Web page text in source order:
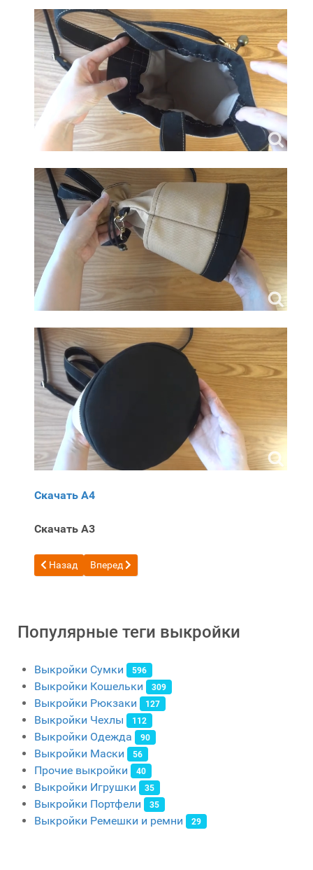
Скачать A4
Скачать A3
Предыдущий: Бесплатная выкройка сумка с бутылкой
Назад Следующий: Бесплатная выкройка сумка на
Вперед
Популярные теги выкройки
Выкройки Сумки 596
Выкройки Кошельки 309
Выкройки Рюкзаки 127
Выкройки Чехлы 112
Выкройки Одежда 90
Выкройки Маски 56
Прочие выкройки 40
Выкройки Игрушки 35
Выкройки Портфели 35
Выкройки Ремешки и ремни 29